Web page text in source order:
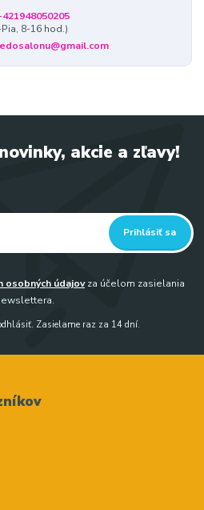
8-16 hod.)
akcie a zľavy!
Prihlásiť sa
osobných údajovza účelom zasielania
Zasielame raz za 14 dní.